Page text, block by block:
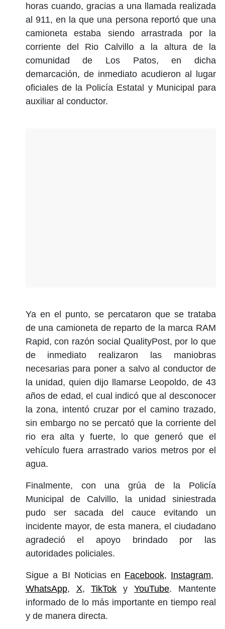
horas cuando, gracias a una llamada realizada
al 911, en la que una persona reportó que una
camioneta estaba siendo arrastrada por la
corriente del Rio Calvillo a la altura de la
comunidad de Los Patos, en dicha
demarcación, de inmediato acudieron al lugar
oficiales de la Policía Estatal y Municipal para
auxiliar al conductor.
Ya en el punto, se percataron que se trataba
de una camioneta de reparto de la marca RAM
Rapid, con razón social QualityPost, por lo que
de inmediato realizaron las maniobras
necesarias para poner a salvo al conductor de
la unidad, quien dijo llamarse Leopoldo, de 43
años de edad, el cual indicó que al desconocer
la zona, intentó cruzar por el camino trazado,
sin embargo no se percató que la corriente del
rio era alta y fuerte, lo que generó que el
vehículo fuera arrastrado varios metros por el
agua.
Finalmente, con una grúa de la Policía
Municipal de Calvillo, la unidad siniestrada
pudo ser sacada del cauce evitando un
incidente mayor, de esta manera, el ciudadano
agradeció el apoyo brindado por las
autoridades policiales.
Sigue a BI Noticias en Facebook, Instagram,
WhatsApp, X,TikTok yYouTube. Mantente
informado de lo más importante en tiempo real
y de manera directa.